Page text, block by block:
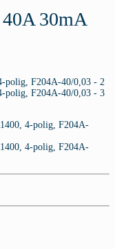
40A 30mA